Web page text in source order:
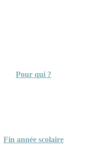
Pour qui ?
Fin année scolaire